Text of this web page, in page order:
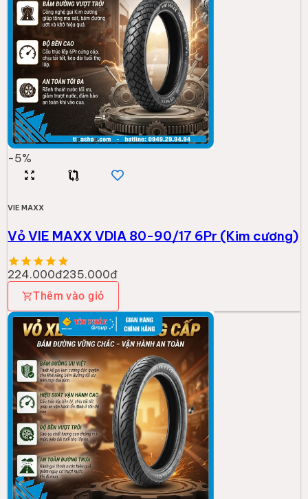
-5%
VIE MAXX
Vỏ VIE MAXX VDIA 80-90/17 6Pr (Kim cương)
224.000đ235.000đ
Thêm vào giỏ